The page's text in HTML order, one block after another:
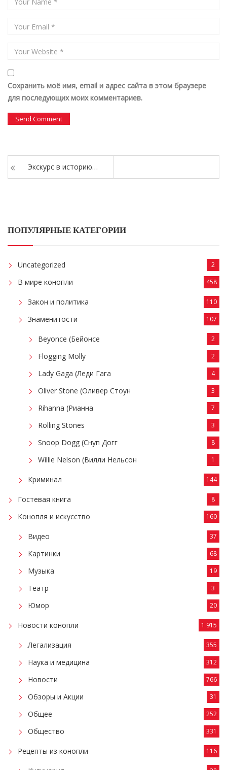
Сохранить моё имя, email и адрес сайта в этом браузере
для последующих моих комментариев.
Экскурс в историю…
ПОПУЛЯРНЫЕ КАТЕГОРИИ
Uncategorized 2
В мире конопли 458
Закон и политика 110
Знаменитости 107
Beyonce (Бейонсе 2
Flogging Molly 2
Lady Gaga (Леди Гага 4
Oliver Stone (Оливер Стоун 3
Rihanna (Рианна 7
Rolling Stones 3
Snoop Dogg (Снуп Догг 8
Willie Nelson (Вилли Нельсон 1
Криминал 144
Гостевая книга 8
Конопля и искусство 160
Видео 37
Картинки 68
Музыка 19
Театр 3
Юмор 20
Новости конопли 1 915
Легализация 355
Наука и медицина 312
Новости 766
Обзоры и Акции 31
Общее 252
Общество 331
Рецепты из конопли 116